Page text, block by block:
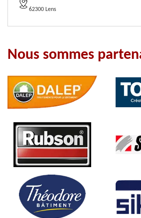
62300 Lens
Nous sommes